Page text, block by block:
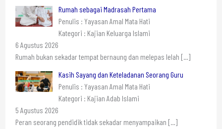
Rumah sebagai Madrasah Pertama
Penulis : Yayasan Amal Mata Hati
Kategori : Kajian Keluarga Islami
6 Agustus 2026
Rumah bukan sekadar tempat bernaung dan melepas lelah […]
Kasih Sayang dan Keteladanan Seorang Guru
Penulis : Yayasan Amal Mata Hati
Kategori : Kajian Adab Islami
5 Agustus 2026
Peran seorang pendidik tidak sekadar menyampaikan […]